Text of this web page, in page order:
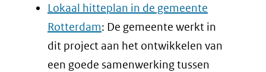
Lokaal hitteplan in de gemeente
Rotterdam: De gemeente werkt in
dit project aan het ontwikkelen van
een goede samenwerking tussen